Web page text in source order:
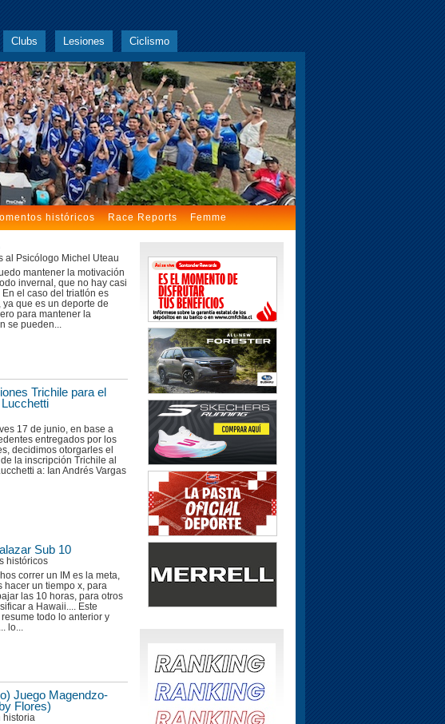
Clubs Lesiones Ciclismo
históricos Race Reports Femme
al Psicólogo Michel Uteau
mantener la motivación
invernal, que no hay casi
el caso del triatlón es
ya que es un deporte de
para mantener la
se pueden...
Trichile para el
17 de junio, en base a
entregados por los
decidimos otorgarles el
la inscripción Trichile al
a: Ian Andrés Vargas
Sub 10
históricos
correr un IM es la meta,
hacer un tiempo x, para
las 10 horas, para otros
a Hawaii.... Este
todo lo anterior y
lo...
Juego Magendzo-
Flores)
historia